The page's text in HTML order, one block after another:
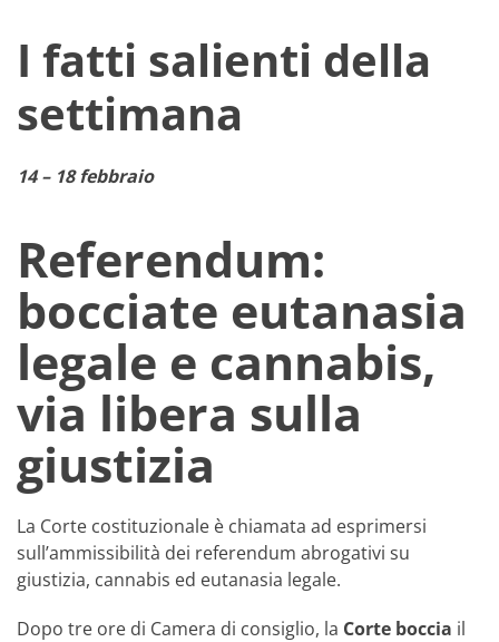
I fatti salienti della
settimana
14 – 18 febbraio
Referendum:
bocciate eutanasia
legale e cannabis,
via libera sulla
giustizia
La Corte costituzionale è chiamata ad esprimersi
sull’ammissibilità dei referendum abrogativi su
giustizia, cannabis ed eutanasia legale.
Dopo tre ore di Camera di consiglio, la Corte boccia il